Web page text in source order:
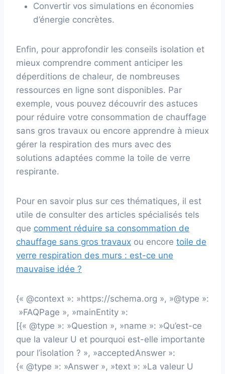
Convertir vos simulations en économies
d’énergie concrètes.
Enfin, pour approfondir les conseils isolation et
mieux comprendre comment anticiper les
déperditions de chaleur, de nombreuses
ressources en ligne sont disponibles. Par
exemple, vous pouvez découvrir des astuces
pour réduire votre consommation de chauffage
sans gros travaux ou encore apprendre à mieux
gérer la respiration des murs avec des
solutions adaptées comme la toile de verre
respirante.
Pour en savoir plus sur ces thématiques, il est
utile de consulter des articles spécialisés tels
que comment réduire sa consommation de
chauffage sans gros travaux ou encore toile de
verre respiration des murs : est-ce une
mauvaise idée ?
{« @context »: »https://schema.org », »@type »:
»FAQPage », »mainEntity »:
[{« @type »: »Question », »name »: »Qu’est-ce
que la valeur U et pourquoi est-elle importante
pour l’isolation ? », »acceptedAnswer »:
{« @type »: »Answer », »text »: »La valeur U